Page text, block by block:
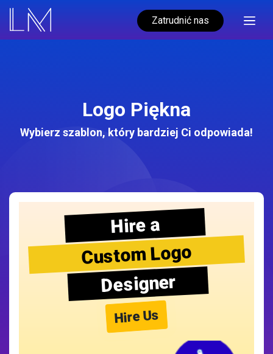
Zatrudnić nas
Logo Piękna
Wybierz szablon, który bardziej Ci odpowiada!
Hire a
Custom Logo
Designer
Hire Us